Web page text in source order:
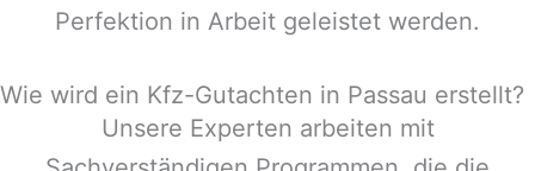
Perfektion in Arbeit geleistet werden.
Wie wird ein Kfz-Gutachten in Passau erstellt?
Unsere Experten arbeiten mit